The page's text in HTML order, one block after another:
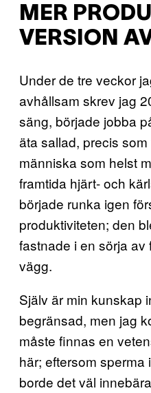
MER
VERSION
Under de tre veckor
avhållsam skrev jag
säng, började jobba
äta sallad, precis
människa som helst
framtida hjärt- och
började runka igen
produktiviteten; den
fastnade i en sörja av
vägg.
Själv är min kunskap
begränsad, men jag
måste finnas en
här; eftersom
borde det väl